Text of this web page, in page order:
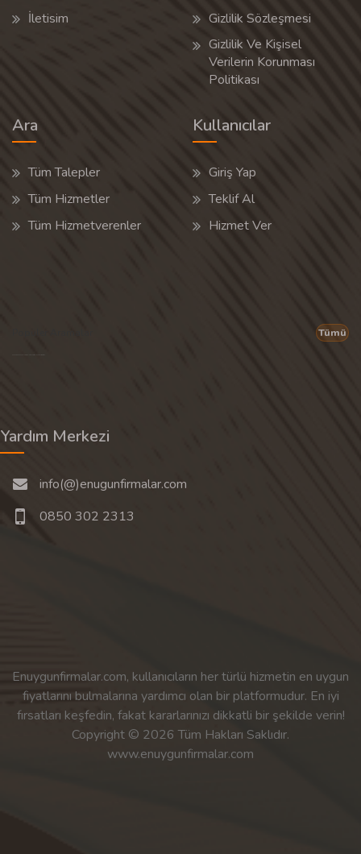
İletisim
Gizlilik Sözleşmesi
Gizlilik Ve Kişisel
Verilerin Korunması
Politikası
Ara
Tüm Talepler
Tüm Hizmetler
Tüm Hizmetverenler
Kullanıcılar
Giriş Yap
Teklif Al
Hizmet Ver
Tümü
Yardım Merkezi
info(@)enugunfirmalar.com
0850 302 2313
Enuygunfirmalar.com, kullanıcıların her türlü hizmetin en uygun
fiyatlarını bulmalarına yardımcı olan bir platformudur. En iyi
fırsatları keşfedin, fakat kararlarınızı dikkatli bir şekilde verin!
Copyright © 2026 Tüm Hakları Saklıdır.
www.enuygunfirmalar.com